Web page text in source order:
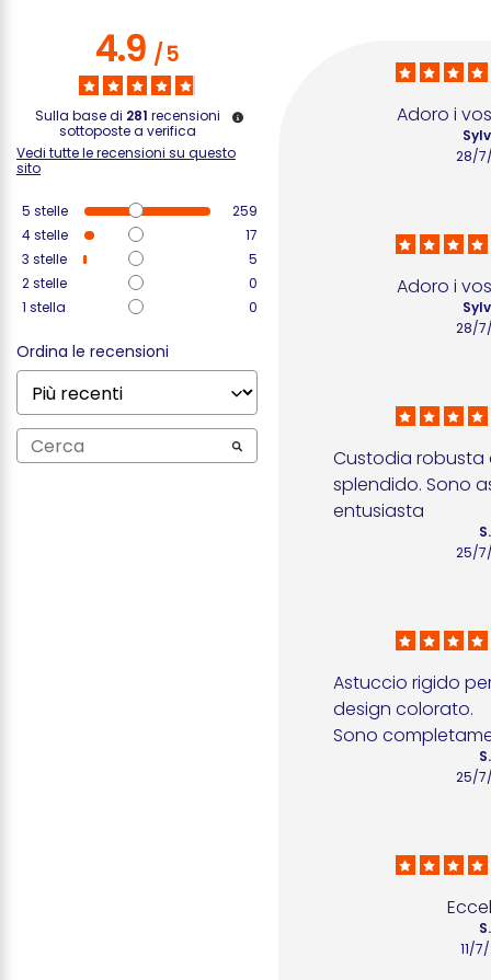
4.9/5
Sulla base di 281 recensioni
sottoposte a verifica
Vedi tutte le recensioni su questo
sito
5 stelle
259
4stelle
17
3 stelle
5
2stelle
0
1 stella 0
Ordina le recensioni
Adoro i
28/
Adoro i
28/
Custodia robusta
splendido. Sono
entusiasta
25/
Astuccio rigido
design colorato.
Sono
25/
11/